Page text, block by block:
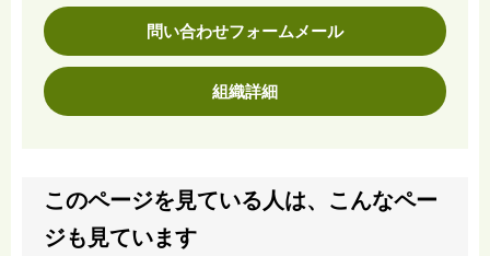
問い合わせフォームメール
組織詳細
このページを見ている人は、こんなペー
ジも見ています